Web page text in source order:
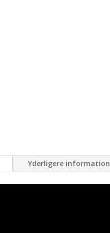
Yderligere information